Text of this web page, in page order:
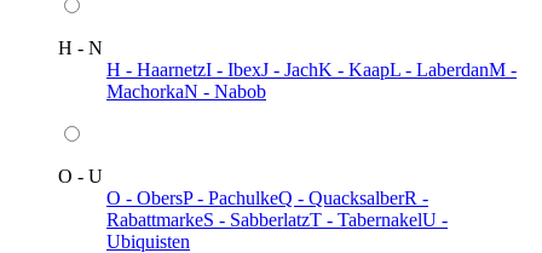
H - N
H - HaarnetzI - IbexJ - JachK - KaapL - LaberdanM -
MachorkaN - Nabob
O - U
O - ObersP - PachulkeQ - QuacksalberR -
RabattmarkeS - SabberlatzT - TabernakelU -
Ubiquisten